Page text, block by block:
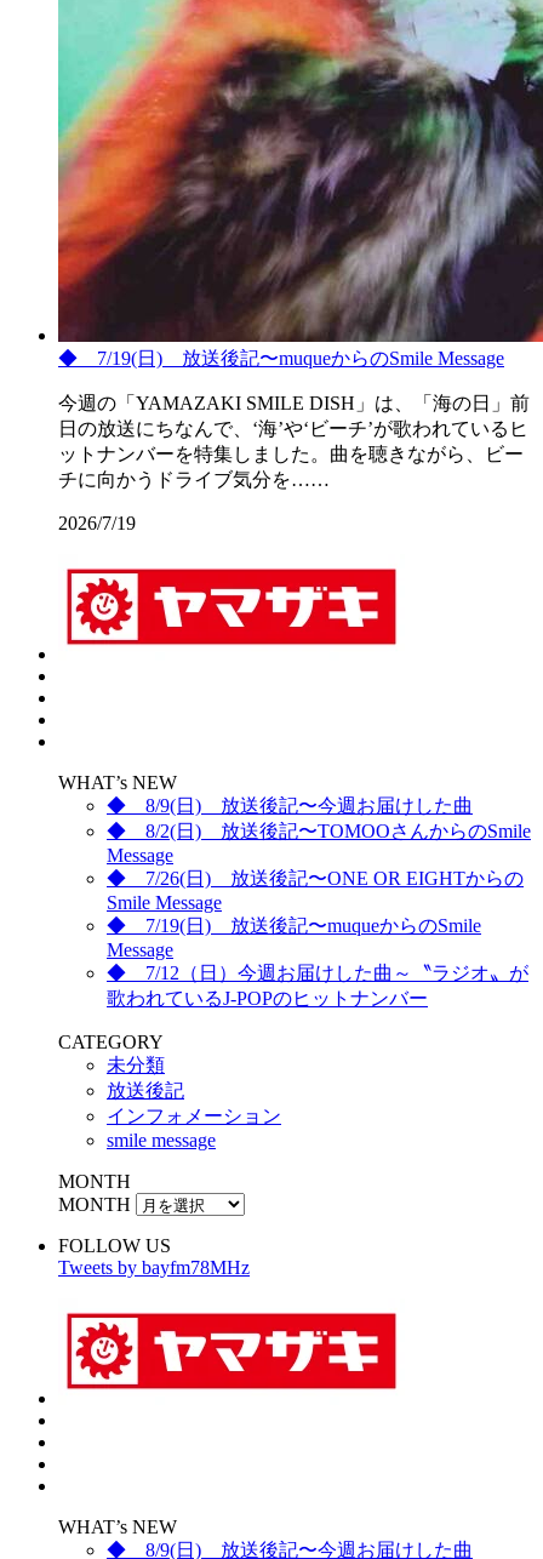
◆ 7/19(日) 放送後記〜muqueからのSmile Message
今週の「YAMAZAKI SMILE DISH」は、「海の日」前
日の放送にちなんで、‘海’や‘ビーチ’が歌われているヒ
ットナンバーを特集しました。曲を聴きながら、ビー
チに向かうドライブ気分を……
2026/7/19
WHAT’s NEW
◆ 8/9(日) 放送後記〜今週お届けした曲
◆ 8/2(日) 放送後記〜TOMOOさんからのSmile
Message
◆ 7/26(日) 放送後記〜ONE OR EIGHTからの
Smile Message
◆ 7/19(日) 放送後記〜muqueからのSmile
Message
◆ 7/12（日）今週お届けした曲～〝ラジオ〟が
歌われているJ-POPのヒットナンバー
CATEGORY
未分類
放送後記
インフォメーション
smile message
MONTH
MONTH
FOLLOW US
Tweets by bayfm78MHz
WHAT’s NEW
◆ 8/9(日) 放送後記〜今週お届けした曲